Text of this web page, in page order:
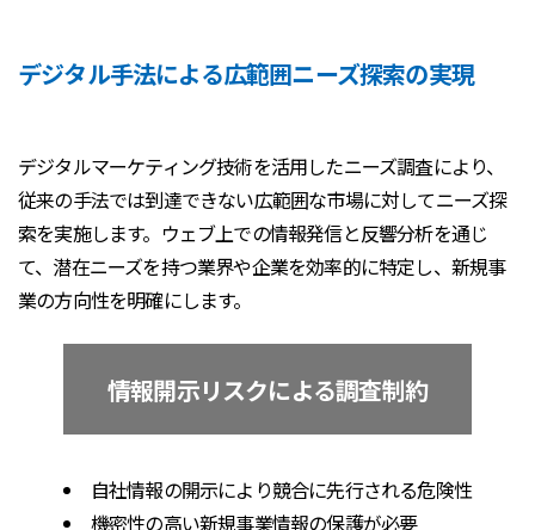
デジタル手法による広範囲ニーズ探索の実現
デジタルマーケティング技術を活用したニーズ調査により、
従来の手法では到達できない広範囲な市場に対してニーズ探
索を実施します。ウェブ上での情報発信と反響分析を通じ
て、潜在ニーズを持つ業界や企業を効率的に特定し、新規事
業の方向性を明確にします。
情報開示リスクによる調査制約
自社情報の開示により競合に先行される危険性
機密性の高い新規事業情報の保護が必要